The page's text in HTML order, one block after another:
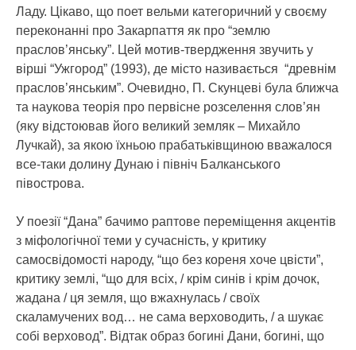
Ладу. Цікаво, що поет вельми категоричний у своєму
переконанні про Закарпаття як про “землю
праслов’янську”. Цей мотив-твердження звучить у
вірші “Ужгород” (1993), де місто називається “древнім
праслов’янським”. Очевидно, П. Скунцеві була ближча
та наукова теорія про первісне розселення слов’ян
(яку відстоював його великий земляк – Михайло
Лучкай), за якою їхньою прабатьківщиною вважалося
все-таки долину Дунаю і північ Балканського
півострова.
У поезії “Дана” бачимо раптове переміщення акцентів
з міфологічної теми у сучасність, у критику
самосвідомості народу, “що без кореня хоче цвісти”,
критику землі, “що для всіх, / крім синів і крім дочок,
жадана / ця земля, що вжахнулась / своїх
скаламучених вод… не сама верховодить, / а шукає
собі верховод”. Відтак образ богині Дани, богині, що